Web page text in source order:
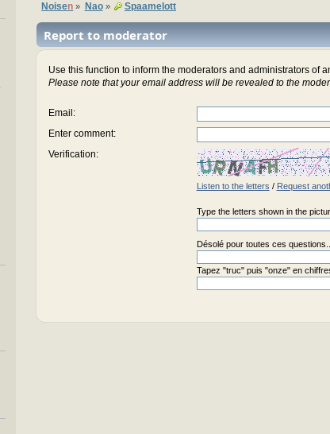
Noisen » Nao» Spaamelott
Report to moderator
Use this function to inform the moderators and administrators of
Please note that your email address will be revealed to the
Email :
Enter comment:
Verification:
Listen to the letters / Request
Type the letters shown in the
Désolé pour toutes ces
Tapez "truc" puis "onze" en